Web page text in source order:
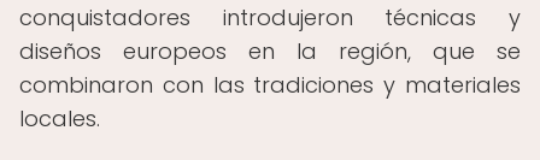
conquistadores introdujeron técnicas y
diseños europeos en la región, que se
combinaron con las tradiciones y materiales
locales.